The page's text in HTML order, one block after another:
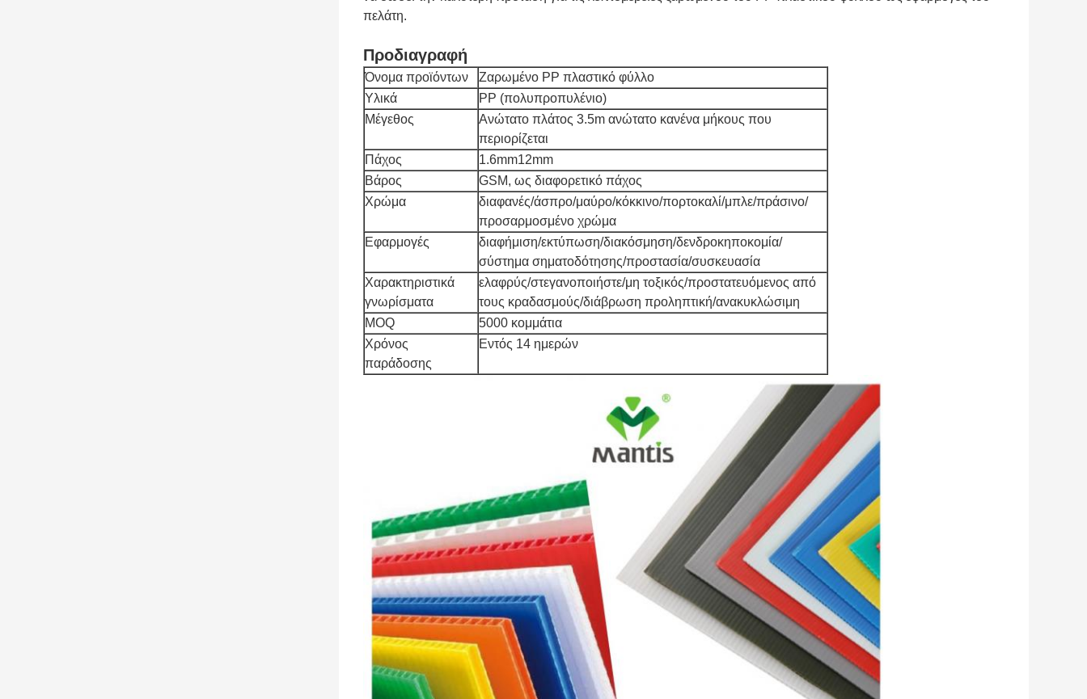
πελάτη.
Προδιαγραφή
Όνομα προϊόντων
Ζαρωμένο PP πλαστικό φύλλο
Υλικά
PP (πολυπροπυλένιο)
Μέγεθος
Ανώτατο πλάτος 3.5m ανώτατο κανένα μήκους που
περιορίζεται
Πάχος
1.6mm12mm
Βάρος
GSM, ως διαφορετικό πάχος
Χρώμα
διαφανές/άσπρο/μαύρο/κόκκινο/πορτοκαλί/μπλε/πράσινο/
προσαρμοσμένο χρώμα
Εφαρμογές
διαφήμιση/εκτύπωση/διακόσμηση/δενδροκηποκομία/
σύστημα σηματοδότησης/προστασία/συσκευασία
Χαρακτηριστικά
γνωρίσματα
ελαφρύς/στεγανοποιήστε/μη τοξικός/προστατευόμενος από
τους κραδασμούς/διάβρωση προληπτική/ανακυκλώσιμη
MOQ
5000 κομμάτια
Χρόνος
παράδοσης
Εντός 14 ημερών